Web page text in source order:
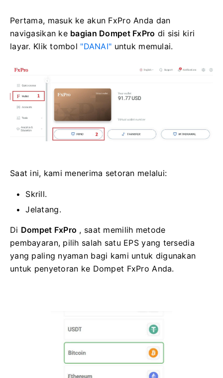
Pertama, masuk ke akun FxPro Anda dan
navigasikan ke bagian Dompet FxPro di sisi kiri
layar. Klik tombol "DANAI" untuk memulai.
Saat ini, kami menerima setoran melalui:
Skrill.
Jelatang.
Di Dompet FxPro , saat memilih metode
pembayaran, pilih salah satu EPS yang tersedia
yang paling nyaman bagi kami untuk digunakan
untuk penyetoran ke Dompet FxPro Anda.